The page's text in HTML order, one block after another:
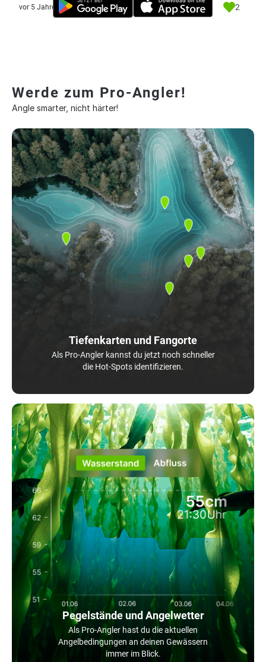
vor 5 Jahre 2
Werde zum Pro-Angler!
Angle smarter, nicht härter!
Tiefenkarten und Fangorte
Als Pro-Angler kannst du jetzt noch schneller
die Hot-Spots identifizieren.
Pegelstände und Angelwetter
Als Pro-Angler hast du die aktuellen
Angelbedingungen an deinen Gewässern
immer im Blick.